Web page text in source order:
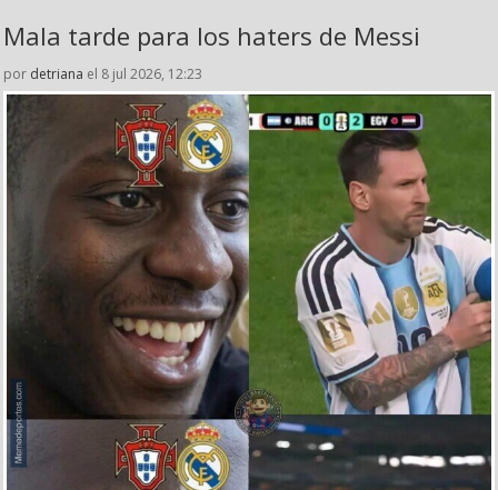
Mala tarde para los haters de Messi
por detriana el 8 jul 2026, 12:23